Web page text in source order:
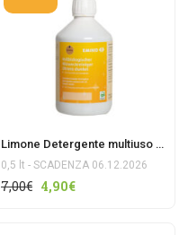
Limone Detergente multiuso EMIKO® al Limone 500ml OFFERTA
0,5 lt - SCADENZA 06.12.2026
7,00€ Il
4,90€Il